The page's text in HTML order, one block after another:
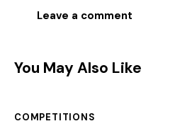
You May Also Like
COMPETITIONS